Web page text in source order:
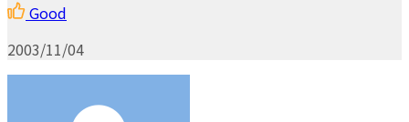
Good
2003/11/04